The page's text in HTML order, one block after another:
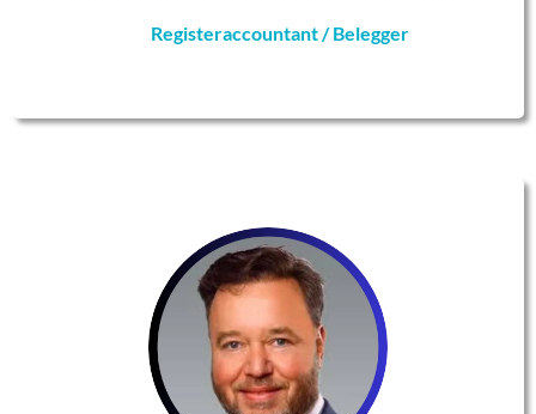
Registeraccountant / Belegger